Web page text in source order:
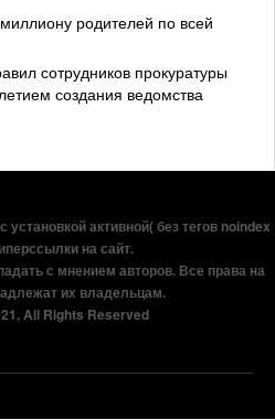
родителей по всей
сотрудников прокуратуры
создания ведомства
активной( без тегов noindex
на сайт.
с мнением авторов. Все права на
их владельцам.
All Rights Reserved